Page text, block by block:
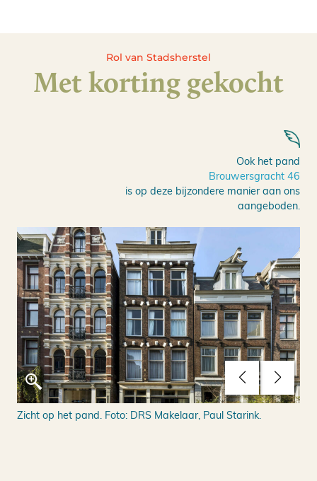
Rol van Stadsherstel
Met korting gekocht
Ook het pand
Brouwersgracht 46
is op deze bijzondere manier aan ons
aangeboden.
Zicht op het pand. Foto: DRS Makelaar, Paul Starink.